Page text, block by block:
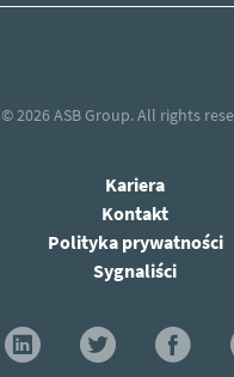
© 2026ASB Group.All rights
Kariera
Kontakt
Polityka prywatności
Sygnaliści